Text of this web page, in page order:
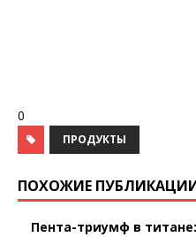
0
ПРОДУКТЫ
ПОХОЖИЕ
Пента-триумф в